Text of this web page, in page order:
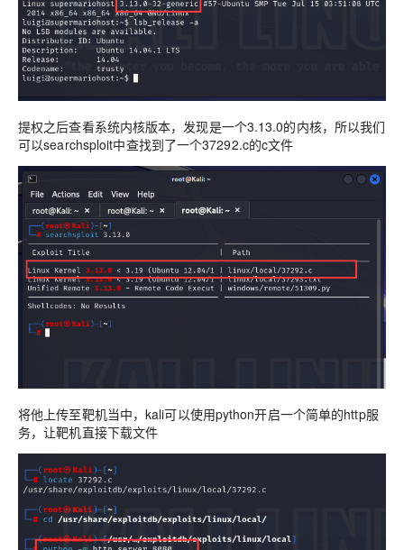
提权之后查看系统内核版本，发现是一个3.13.0的内核，所以我们
可以searchsploit中查找到了一个37292.c的c文件
将他上传至靶机当中，kali可以使用python开启一个简单的http服
务，让靶机直接下载文件